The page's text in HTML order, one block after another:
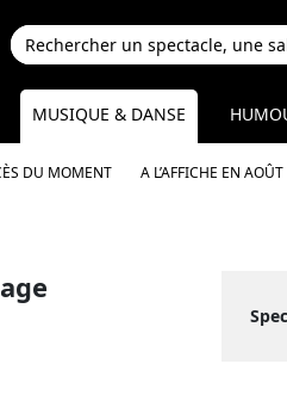
MUSIQUE & DANSE
DU MOMENT A L’AFFICHE EN AOÛT